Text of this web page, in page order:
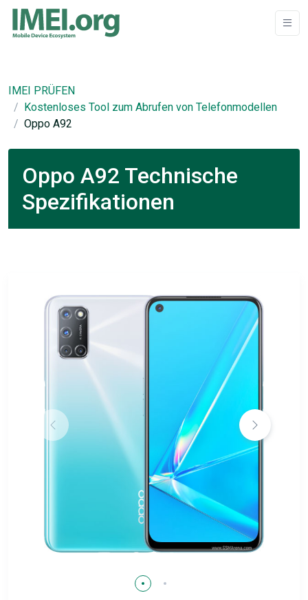
IMEI PRÜFEN
Kostenloses Tool zum Abrufen von Telefonmodellen
Oppo A92
Oppo A92 Technische
Spezifikationen